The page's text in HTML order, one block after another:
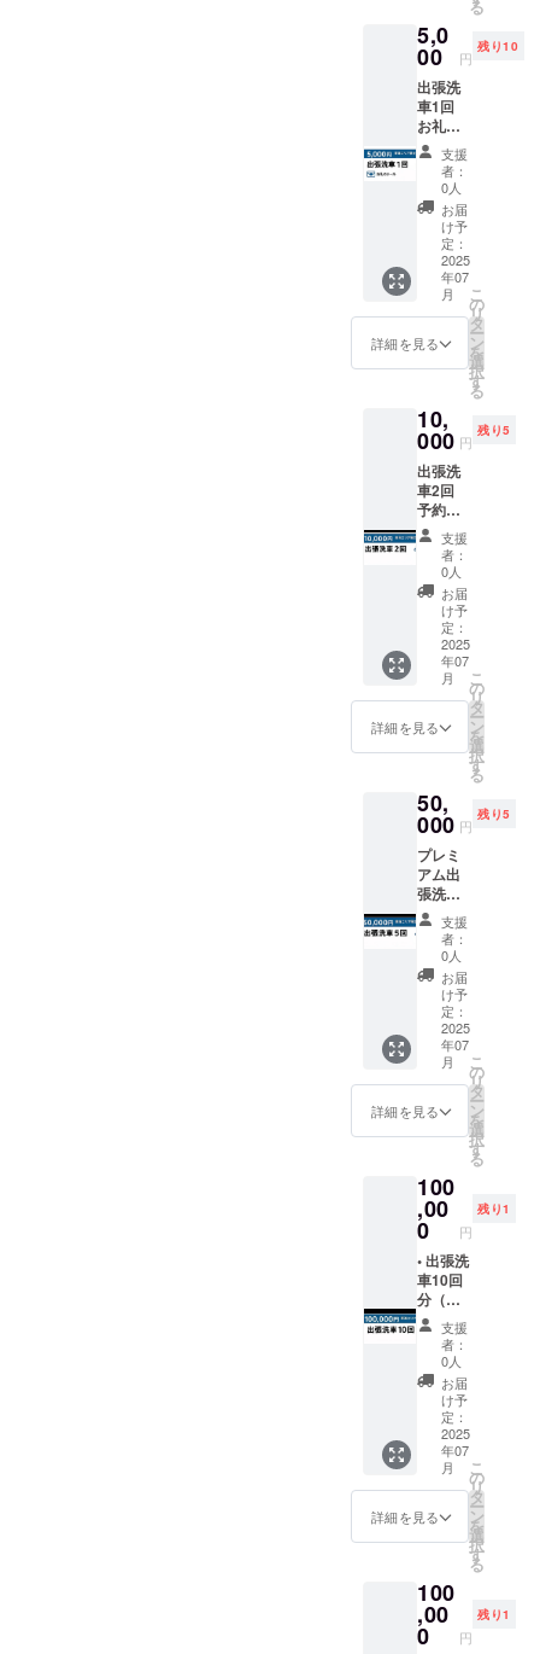
る
5,0
00 円
残り10
出張洗
車1回
お礼の
メール
を送ら
せてい
ただき
ます。
※2025
年7月～
2026年
7月末ま
で有効
支援
者：
0人
お届
け予
定：
2025
年07
月
詳細を見る
こ
の
リ
タ
ー
ン
を
選
択
す
る
10,
000 円
残り5
出張洗
車2回
予約優
先権１
回(予約
混雑時
も優先
対応)
※2025
年7月か
ら2026
年7月末
まで有
効
支援
者：
0人
お届
け予
定：
2025
年07
月
詳細を見る
こ
の
リ
タ
ー
ン
を
選
択
す
る
50,
000 円
残り5
プレミ
アム出
張洗車
× 5回
（大型
車OK、
コー
ティン
グや水
垢除去
含む）
出張洗
車５回
使用後
から半
年間
フ
※2025
年7月～
2026年
7月末ま
で有効
支援
者：
0人
お届
け予
定：
2025
年07
月
詳細を見る
こ
の
リ
タ
ー
ン
を
選
択
す
る
100
,00
0 円
残り1
• 出張洗
車10回
分（高
級車・
SUV含
む／
コー
ティン
グ対
応）
※2025
年7月～
2026年
7月末ま
で有効
支援
者：
0人
お届
け予
定：
2025
年07
月
詳細を見る
こ
の
リ
タ
ー
ン
を
選
択
す
る
100
,00
0 円
残り1